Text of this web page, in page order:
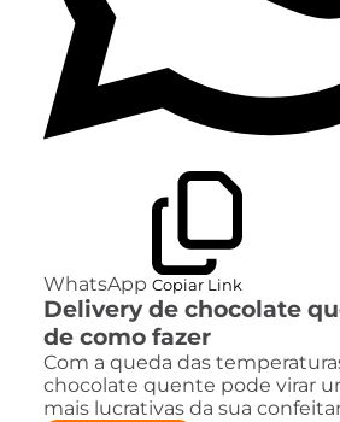
WhatsApp Copiar Link
Delivery de chocolate
de como fazer
Com a queda das
chocolate quente pode virar
mais lucrativas da sua